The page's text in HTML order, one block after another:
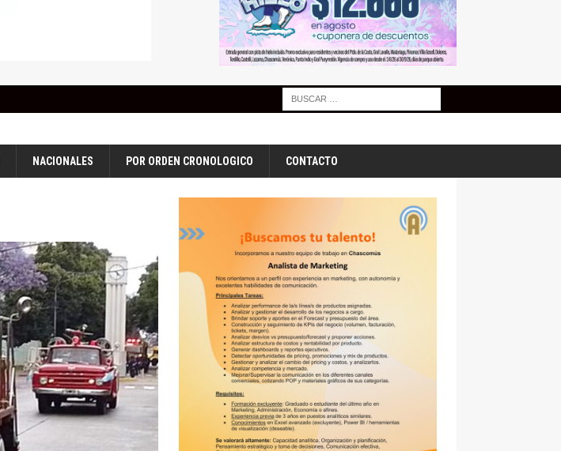
NACIONALES POR ORDEN CRONOLOGICO CONTACTO